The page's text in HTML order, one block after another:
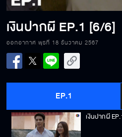
เงินปากผี EP.1 [6/6]
ออกอากาศ พุธที่ 18 ธันวาคม 2567
EP.1
เงินปากผี
เงินปากผี